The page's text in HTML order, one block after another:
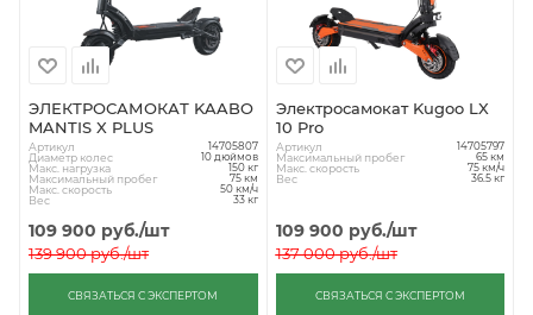
ЭЛЕКТРОСАМОКАТ KAABO
MANTIS X PLUS
Артикул 14705807
Диаметр колес 10 дюймов
Макс. нагрузка 150 кг
Максимальный пробег 75 км
Макс. скорость 50 км/ч
Вес 33 кг
109 900 руб./шт
139 900руб./шт
СВЯЗАТЬСЯ С ЭКСПЕРТОМ
Электросамокат Kugoo LX
10 Pro
Артикул 14705797
Максимальный пробег 65 км
Макс. скорость 75 км/ч
Вес 36.5 кг
109 900 руб./шт
137 000руб./шт
СВЯЗАТЬСЯ С ЭКСПЕРТОМ